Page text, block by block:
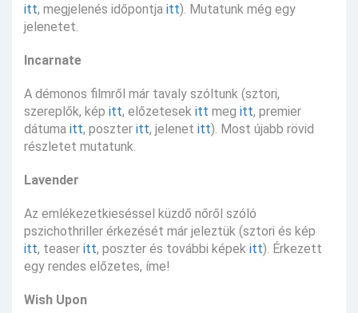
itt, megjelenés időpontja itt). Mutatunk még egy
jelenetet.
Incarnate
A démonos filmről már tavaly szóltunk (sztori,
szereplők, kép itt, előzetesek itt meg itt, premier
dátuma itt, poszter itt, jelenet itt). Most újabb rövid
részletet mutatunk.
Lavender
Az emlékezetkieséssel küzdő nőről szóló
pszichothriller érkezését már jeleztük (sztori és kép
itt, teaser itt, poszter és további képek itt). Érkezett
egy rendes előzetes, íme!
Wish Upon